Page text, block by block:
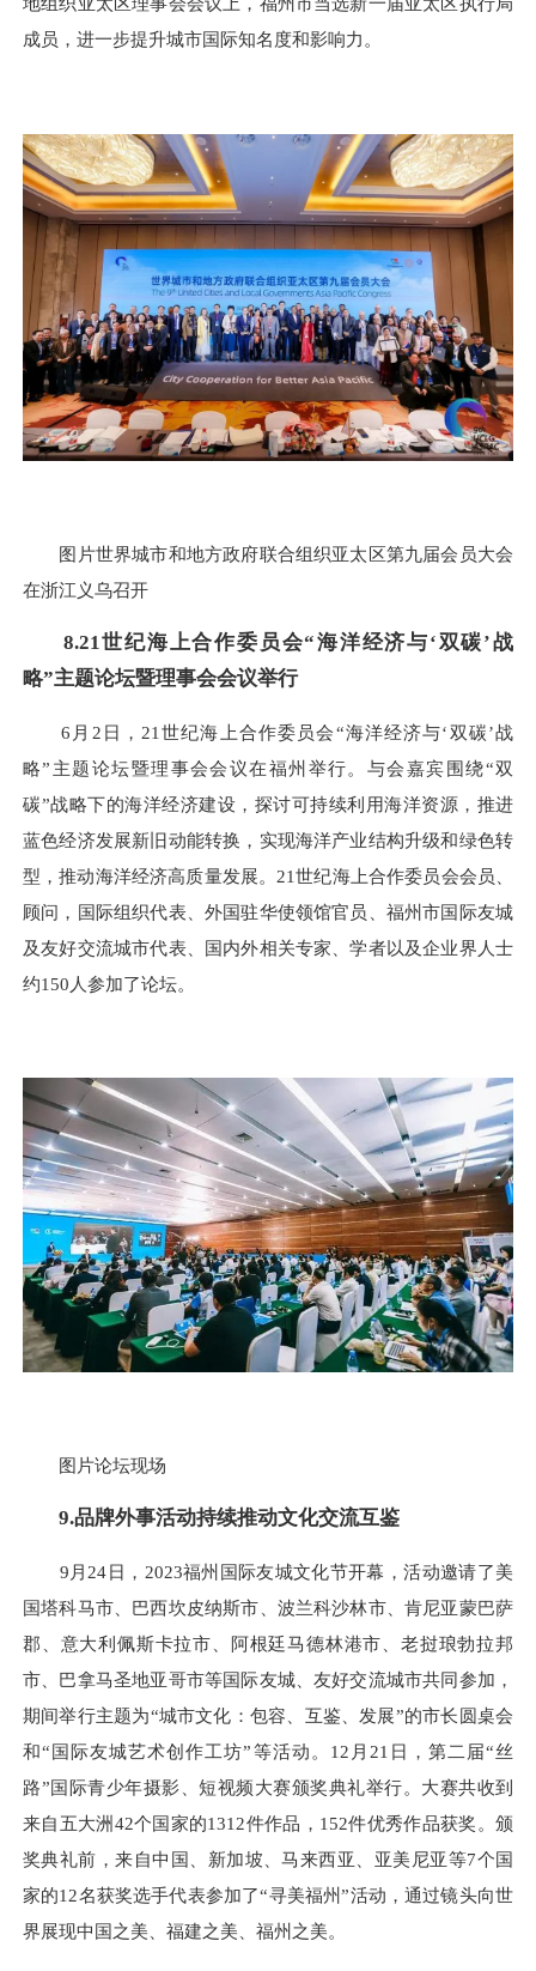
成员，进一步提升城市国际知名度和影响力。
图片世界城市和地方政府联合组织亚太区第九届会员大会
在浙江义乌召开
8.21世纪海上合作委员会“海洋经济与‘双碳’战
略”主题论坛暨理事会会议举行
6月2日，21世纪海上合作委员会“海洋经济与‘双碳’战
略”主题论坛暨理事会会议在福州举行。与会嘉宾围绕“双
碳”战略下的海洋经济建设，探讨可持续利用海洋资源，推进
蓝色经济发展新旧动能转换，实现海洋产业结构升级和绿色转
型，推动海洋经济高质量发展。21世纪海上合作委员会会员、
顾问，国际组织代表、外国驻华使领馆官员、福州市国际友城
及友好交流城市代表、国内外相关专家、学者以及企业界人士
约150人参加了论坛。
图片论坛现场
9.品牌外事活动持续推动文化交流互鉴
9月24日，2023福州国际友城文化节开幕，活动邀请了美
国塔科马市、巴西坎皮纳斯市、波兰科沙林市、肯尼亚蒙巴萨
郡、意大利佩斯卡拉市、阿根廷马德林港市、老挝琅勃拉邦
市、巴拿马圣地亚哥市等国际友城、友好交流城市共同参加，
期间举行主题为“城市文化：包容、互鉴、发展”的市长圆桌会
和“国际友城艺术创作工坊”等活动。12月21日，第二届“丝
路”国际青少年摄影、短视频大赛颁奖典礼举行。大赛共收到
来自五大洲42个国家的1312件作品，152件优秀作品获奖。颁
奖典礼前，来自中国、新加坡、马来西亚、亚美尼亚等7个国
家的12名获奖选手代表参加了“寻美福州”活动，通过镜头向世
界展现中国之美、福建之美、福州之美。